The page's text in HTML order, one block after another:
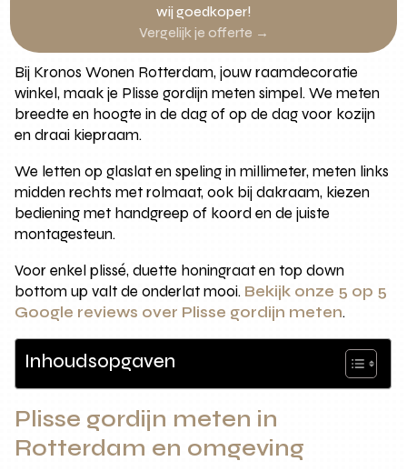
wij goedkoper!
Vergelijk je offerte →
Bij Kronos Wonen Rotterdam, jouw raamdecoratie
winkel, maak je Plisse gordijn meten simpel. We meten
breedte en hoogte in de dag of op de dag voor kozijn
en draai kiepraam.
We letten op glaslat en speling in millimeter, meten links
midden rechts met rolmaat, ook bij dakraam, kiezen
bediening met handgreep of koord en de juiste
montagesteun.
Voor enkel plissé, duette honingraat en top down
bottom up valt de onderlat mooi. Bekijk onze 5 op 5
Google reviews over Plisse gordijn meten.
Inhoudsopgaven
Plisse gordijn meten in
Rotterdam en omgeving